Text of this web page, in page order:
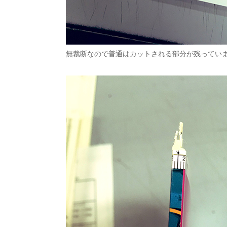
無裁断なので普通はカットされる部分が残ってい